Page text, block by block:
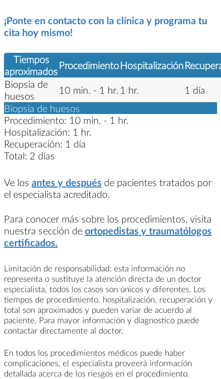
¡Ponte en contacto con la clínica y programa tu
cita hoy mismo!
Tiempos
aproximadosProcedimientoHospitalización
Biopsia de
huesos
10 min. - 1 hr. 1 hr.
1 día
Biopsia de huesos
Procedimiento: 10 min. - 1 hr.
Hospitalización: 1 hr.
Recuperación: 1 día
Total: 2 días
Ve los antes y después de pacientes tratados por
el especialista acreditado.
Para conocer más sobre los procedimientos, visita
nuestra sección de ortopedistas y traumatólogos
certificados.
Limitación de responsabilidad: esta información no
representa o sustituye la atención directa de un doctor
especialista, todos los casos son únicos y diferentes. Los
tiempos de procedimiento, hospitalización, recuperación y
total son aproximados y pueden variar de acuerdo al
paciente. Para mayor información y diagnostico puede
contactar directamente al doctor.
En todos los procedimientos médicos puede haber
complicaciones, el especialista proveerá información
detallada acerca de los riesgos en el procedimiento.